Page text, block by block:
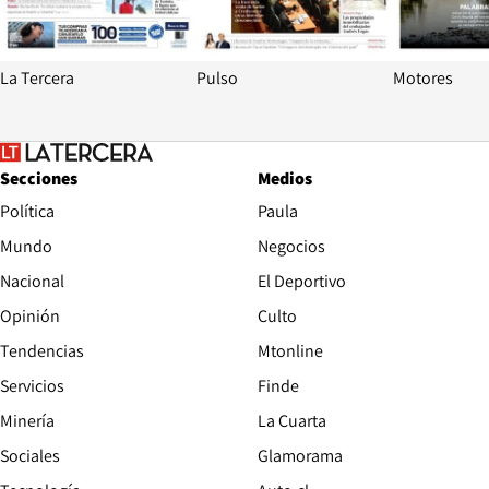
La Tercera Pulso Motores
Secciones
Política
Mundo
Nacional
Opinión
Tendencias
Servicios
Minería
Sociales
Medios
Paula
Negocios
El Deportivo
Culto
Mtonline
Finde
La Cuarta
Glamorama